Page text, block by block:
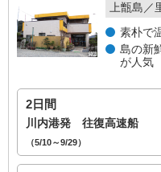
会社案内
会社情報
登録票
旅行業約款・条件書
上甑島
素朴で
島の新
が人気
2日間
川内港発 往復高速船
（5/10～9/29）